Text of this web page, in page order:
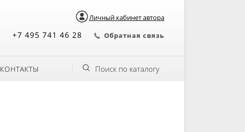
Личный кабинет автора
+7 495 741 46 28 Обратная связь
КОНТАКТЫ Поиск по каталогу